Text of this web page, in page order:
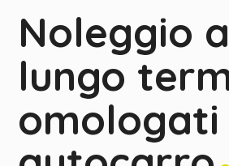
Noleggio a
lungo
omologati